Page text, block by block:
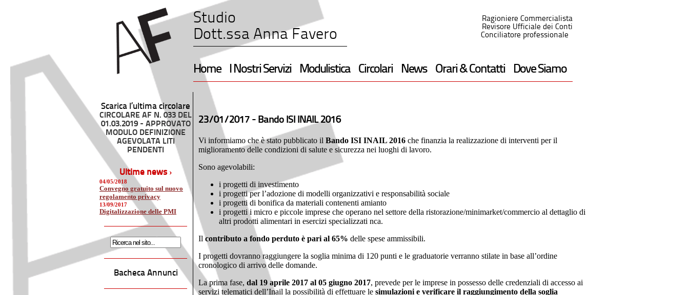
Studio
Dott.ssa Anna Favero
Ragioniere Commercialista
Revisore Ufficiale dei Conti
Conciliatore professionale
Home I Nostri Servizi Modulistica Circolari News Orari & Contatti Dove Siamo
Scarica l’ultima circolare
CIRCOLARE AF N. 033 DEL
01.03.2019 - APPROVATO
MODULO DEFINIZIONE
AGEVOLATA LITI
PENDENTI
Ultime news ›
04/05/2018
Convegno gratuito sul nuovo
regolamento privacy
13/09/2017
Digitalizzazione delle PMI
Bacheca Annunci
23/01/2017 - Bando ISI INAIL 2016
Vi informiamo che è stato pubblicato il Bando ISI INAIL 2016 che finanzia la realizzazione di interventi per il
miglioramento delle condizioni di salute e sicurezza nei luoghi di lavoro.
Sono agevolabili:
i progetti di investimento
i progetti per l’adozione di modelli organizzativi e responsabilità sociale
i progetti di bonifica da materiali contenenti amianto
i progetti i micro e piccole imprese che operano nel settore della ristorazione/minimarket/commercio al dettaglio di
altri prodotti alimentari in esercizi specializzati nca.
Ilcontributo a fondo perduto è pari al 65% delle spese ammissibili.
I progetti dovranno raggiungere la soglia minima di 120 punti e le graduatorie verranno stilate in base all’ordine
cronologico di arrivo delle domande.
La prima fase, dal 19 aprile 2017 al 05 giugno 2017, prevede per le imprese in possesso delle credenziali di accesso ai
servizi telematici dell’Inail la possibilità di effettuare le simulazioni e verificare il raggiungimento della soglia